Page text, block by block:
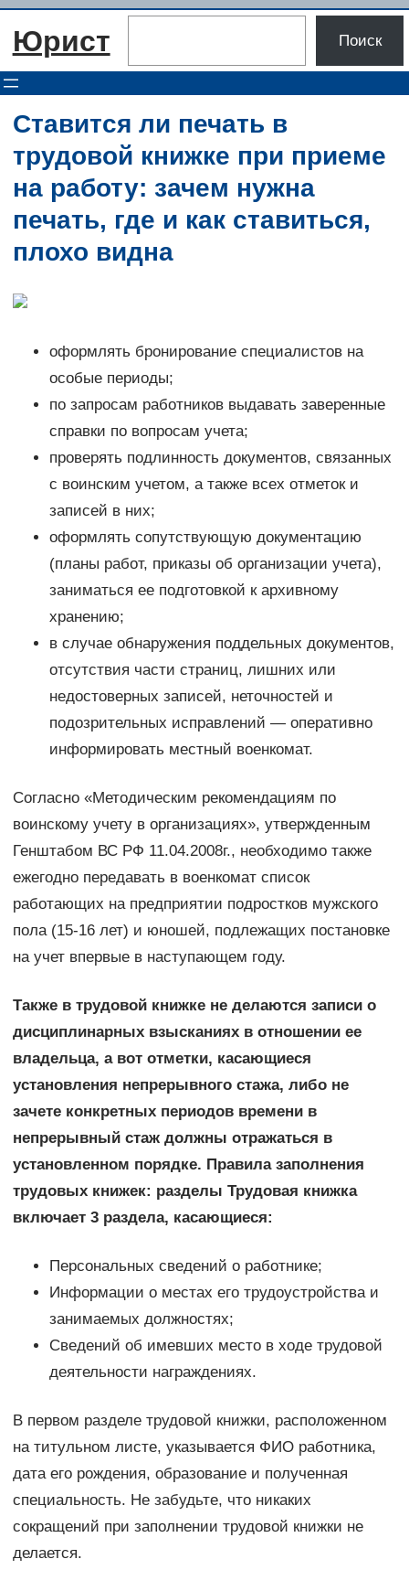
Перейти
Юрист Поиск
Ставится ли печать в
трудовой книжке при приеме
на работу: зачем нужна
печать, где и как ставиться,
плохо видна
оформлять бронирование специалистов на
особые периоды;
по запросам работников выдавать заверенные
справки по вопросам учета;
проверять подлинность документов, связанных
с воинским учетом, а также всех отметок и
записей в них;
оформлять сопутствующую документацию
(планы работ, приказы об организации учета),
заниматься ее подготовкой к архивному
хранению;
в случае обнаружения поддельных документов,
отсутствия части страниц, лишних или
недостоверных записей, неточностей и
подозрительных исправлений — оперативно
информировать местный военкомат.
Согласно «Методическим рекомендациям по
воинскому учету в организациях», утвержденным
Генштабом ВС РФ 11.04.2008г., необходимо также
ежегодно передавать в военкомат список
работающих на предприятии подростков мужского
пола (15-16 лет) и юношей, подлежащих постановке
на учет впервые в наступающем году.
Также в трудовой книжке не делаются записи о
дисциплинарных взысканиях в отношении ее
владельца, а вот отметки, касающиеся
установления непрерывного стажа, либо не
зачете конкретных периодов времени в
непрерывный стаж должны отражаться в
установленном порядке. Правила заполнения
трудовых книжек: разделы Трудовая книжка
включает 3 раздела, касающиеся:
Персональных сведений о работнике;
Информации о местах его трудоустройства и
занимаемых должностях;
Сведений об имевших место в ходе трудовой
деятельности награждениях.
В первом разделе трудовой книжки, расположенном
на титульном листе, указывается ФИО работника,
дата его рождения, образование и полученная
специальность. Не забудьте, что никаких
сокращений при заполнении трудовой книжки не
делается.